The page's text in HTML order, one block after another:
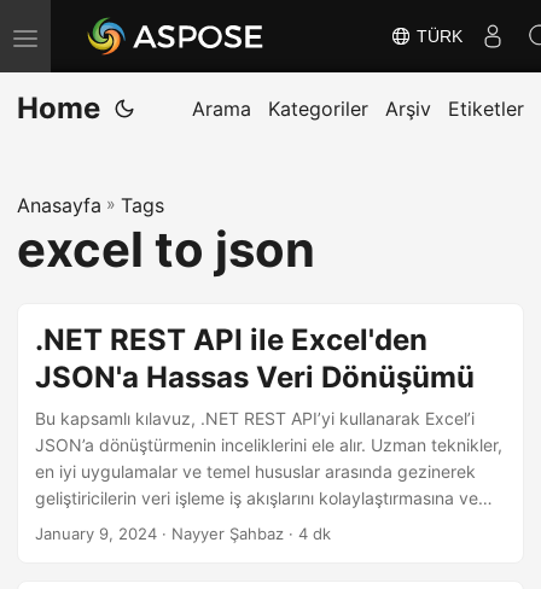
G
e
z
m
e
D
e
TÜRK
Home Arama Kategoriler Arşiv Etiketler
Anasayfa » Tags
excel to json
.NET REST API ile Excel'den
JSON'a Hassas Veri Dönüşümü
Bu kapsamlı kılavuz, .NET REST API’yi kullanarak Excel’i
JSON’a dönüştürmenin inceliklerini ele alır. Uzman teknikler,
en iyi uygulamalar ve temel hususlar arasında gezinerek
geliştiricilerin veri işleme iş akışlarını kolaylaştırmasına ve
kodlama yeterliliklerini artırmasına yardımcı olalım.
January 9, 2024 · Nayyer Şahbaz · 4 dk